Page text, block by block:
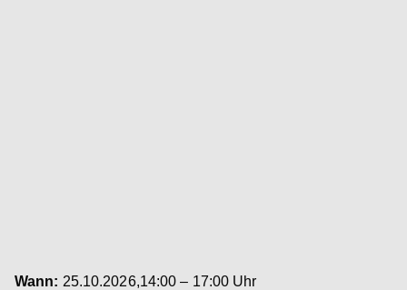
Wann: 25.10.2026,14:00 – 17:00 Uhr